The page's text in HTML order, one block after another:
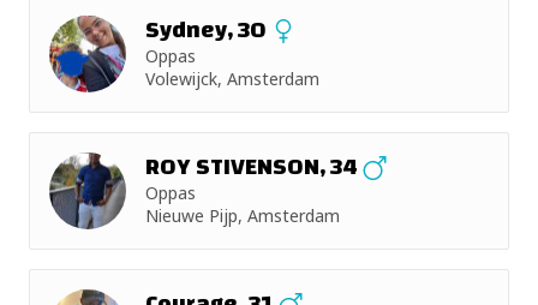
Sydney, 30
Oppas
Volewijck, Amsterdam
ROY STIVENSON, 34
Oppas
Nieuwe Pijp, Amsterdam